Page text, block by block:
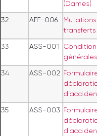
(Dames)
32 AFF-006
transferts
33 ASS-001
générales
34 ASS-002
35 ASS-003